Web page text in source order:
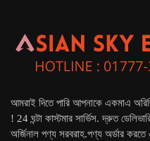
আমরাই দিতে পারি আপনাকে একমাএ
! 24 ঘন্টা কাস্টমার সার্ভিস. দ্রুত
অর্জিনাল পণ্য সরবরাহ.পণ্য অর্ডার